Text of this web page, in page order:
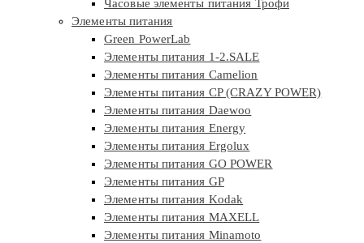
Часовые элементы питания Трофи
Элементы питания
Green PowerLab
Элементы питания 1-2.SALE
Элементы питания Camelion
Элементы питания CP (CRAZY POWER)
Элементы питания Daewoo
Элементы питания Energy
Элементы питания Ergolux
Элементы питания GO POWER
Элементы питания GP
Элементы питания Kodak
Элементы питания MAXELL
Элементы питания Minamoto